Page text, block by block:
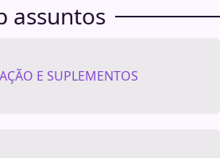
assuntos
E SUPLEMENTOS